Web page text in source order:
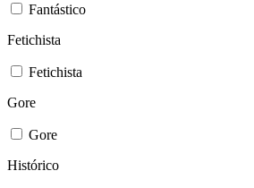
Fantástico
Fetichista
Fetichista
Gore
Gore
Histórico